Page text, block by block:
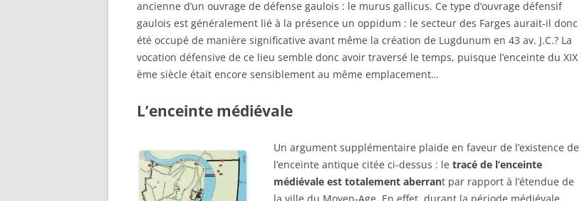
ancienne d’un ouvrage de défense gaulois : le murus gallicus. Ce type d’ouvrage défensif
gaulois est généralement lié à la présence un oppidum : le secteur des Farges aurait-il donc
été occupé de manière significative avant même la création de Lugdunum en 43 av. J.C.? La
vocation défensive de ce lieu semble donc avoir traversé le temps, puisque l’enceinte du XIX
ème siècle était encore sensiblement au même emplacement…
L’enceinte médiévale
Un argument supplémentaire plaide en faveur de l’existence de
l’enceinte antique citée ci-dessus : le tracé de l’enceinte
médiévale est totalement aberrant par rapport à l’étendue de